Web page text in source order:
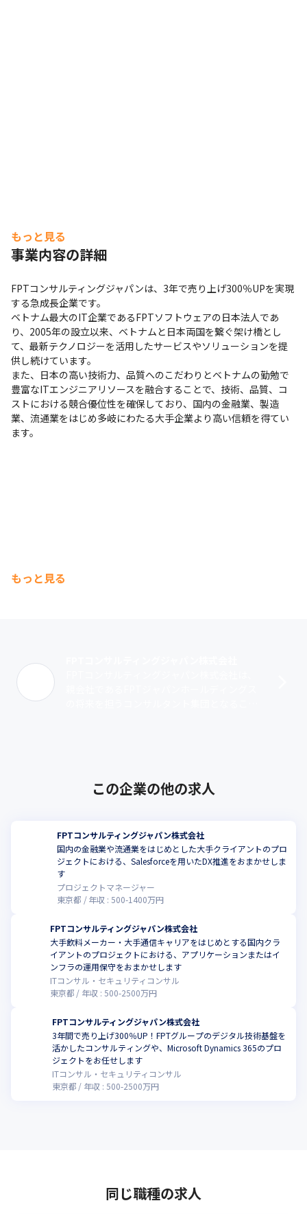
もっと見る
事業内容の詳細
FPTコンサルティングジャパンは、3年で売り上げ300％UPを実現
する急成長企業です。
ベトナム最大のIT企業であるFPTソフトウェアの日本法人であ
り、2005年の設立以来、ベトナムと日本両国を繋ぐ架け橋とし
て、最新テクノロジーを活用したサービスやソリューションを提
供し続けています。
また、日本の高い技術力、品質へのこだわりとベトナムの勤勉で
豊富なITエンジニアリソースを融合することで、技術、品質、コ
ストにおける競合優位性を確保しており、国内の金融業、製造
業、流通業をはじめ多岐にわたる大手企業より高い信頼を得てい
ます。
もっと見る
この企業の他の求人
FPTコンサルティングジャパン株式会社
国内の金融業や流通業をはじめとした大手クライアントのプロ
ジェクトにおける、Salesforceを用いたDX推進をおまかせしま
す
プロジェクトマネージャー
東京都
年収 : 500-1400万円
FPTコンサルティングジャパン株式会社
大手飲料メーカー・大手通信キャリアをはじめとする国内クラ
イアントのプロジェクトにおける、アプリケーションまたはイ
ンフラの運用保守をおまかせします
ITコンサル・セキュリティコンサル
東京都
年収 : 500-2500万円
FPTコンサルティングジャパン株式会社
3年間で売り上げ300％UP！FPTグループのデジタル技術基盤を
活かしたコンサルティングや、Microsoft Dynamics 365のプロ
ジェクトをお任せします
ITコンサル・セキュリティコンサル
東京都
年収 : 500-2500万円
同じ職種の求人